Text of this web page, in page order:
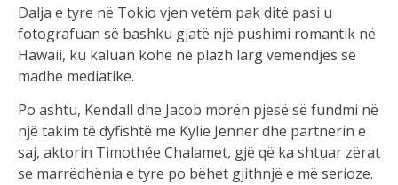
Dalja e tyre në Tokio vjen vetëm pak ditë pasi u
fotografuan së bashku gjatë një pushimi romantik në
Hawaii, ku kaluan kohë në plazh larg vëmendjes së
madhe mediatike.
Po ashtu, Kendall dhe Jacob morën pjesë së fundmi në
një takim të dyfishtë me Kylie Jenner dhe partnerin e
saj, aktorin Timothée Chalamet, gjë që ka shtuar zërat
se marrëdhënia e tyre po bëhet gjithnjë e më serioze.